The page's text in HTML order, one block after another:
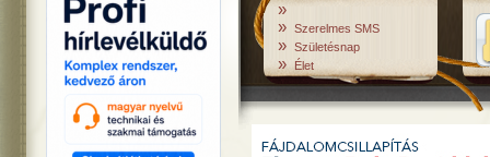
»
» Szerelmes SMS
» Születésnap
» Élet